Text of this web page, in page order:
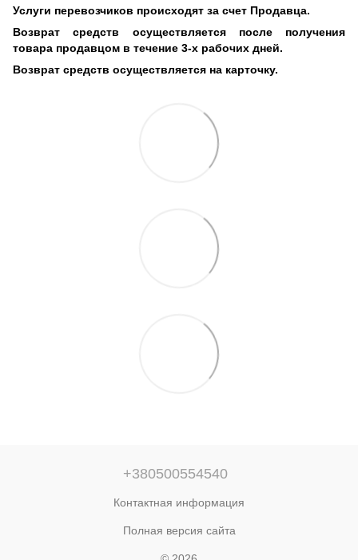
Услуги перевозчиков происходят за счет Продавца.
Возврат средств осуществляется после получения
товара продавцом в течение 3-х рабочих дней.
Возврат средств осуществляется на карточку.
+380500554540
Контактная информация
Полная версия сайта